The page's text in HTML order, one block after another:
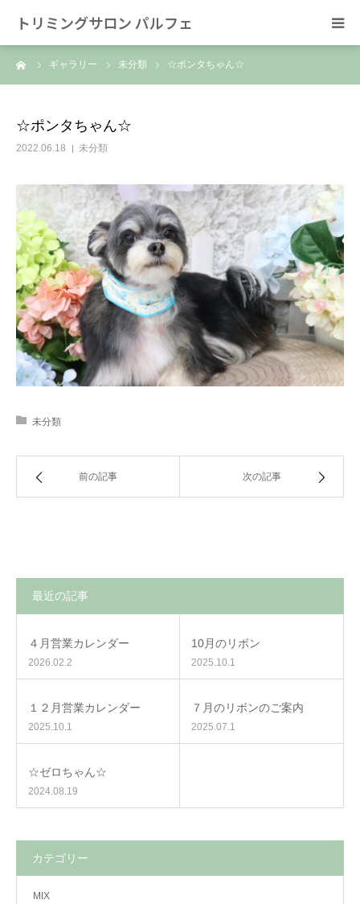
トリミングサロン パルフェ
ギャラリー 未分類 ☆ポンタちゃん☆
☆ポンタちゃん☆
2022.06.18 未分類
未分類
前の記事 次の記事
最近の記事
４月営業カレンダー
2026.02.2
10月のリボン
2025.10.1
１２月営業カレンダー
2025.10.1
７月のリボンのご案内
2025.07.1
☆ゼロちゃん☆
2024.08.19
カテゴリー
MIX
HOME
スタッフ
SNS/リンク